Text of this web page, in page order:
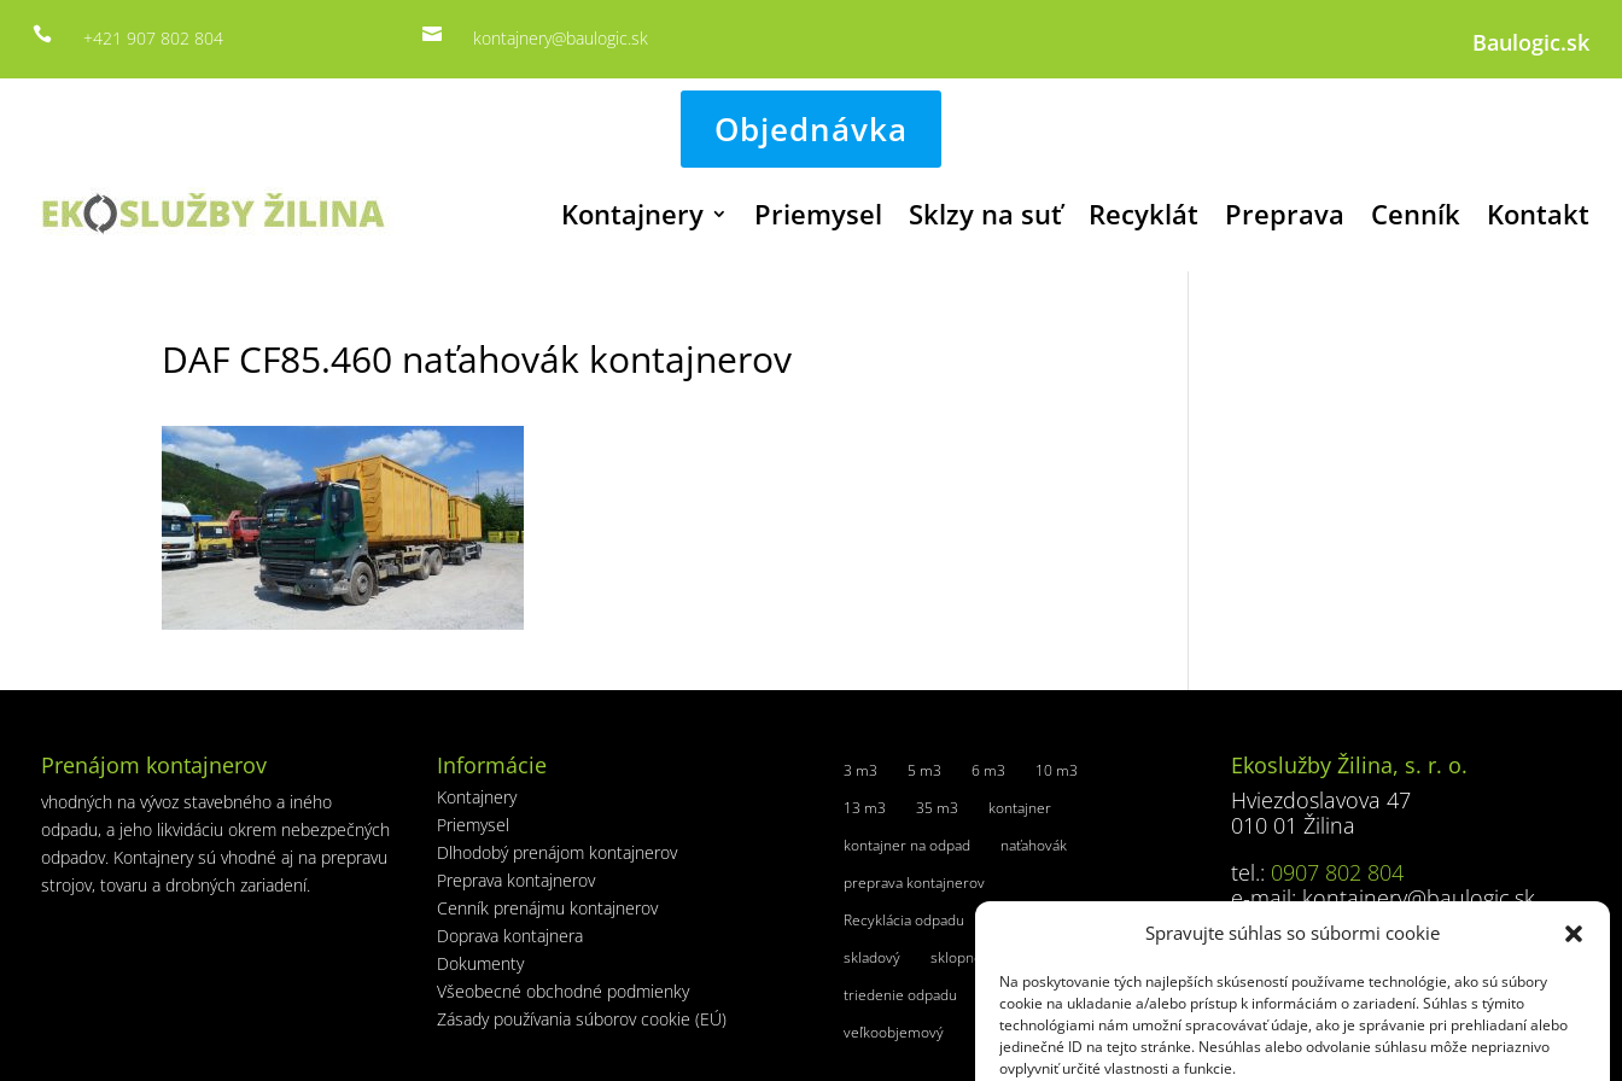
Spravujte súhlas so súbormi cookie
Na poskytovanie tých najlepších skúseností používame technológie, ako sú súbory
cookie na ukladanie a/alebo prístup k informáciám o zariadení. Súhlas s týmito
technológiami nám umožní spracovávať údaje, ako je správanie pri prehliadaní alebo
jedinečné ID na tejto stránke. Nesúhlas alebo odvolanie súhlasu môže nepriaznivo
ovplyvniť určité vlastnosti a funkcie.
 +421 907 802 804  kontajnery@baulogic.sk Baulogic.sk
Objednávka
Kontajnery Priemysel Sklzy na suť Recyklát Preprava Cenník Kontakt
DAF CF85.460 naťahovák kontajnerov
Prenájom kontajnerov
vhodných na vývoz stavebného a iného
odpadu, a jeho likvidáciu okrem nebezpečných
odpadov. Kontajnery sú vhodné aj na prepravu
strojov, tovaru a drobných zariadení.
Informácie
Kontajnery
Priemysel
Dlhodobý prenájom kontajnerov
Preprava kontajnerov
Cenník prenájmu kontajnerov
Doprava kontajnera
Dokumenty
Všeobecné obchodné podmienky
Zásady používania súborov cookie (EÚ)
3 m3 5 m3 6 m3
10 m3
13 m3
35 m3
kontajner
kontajner na odpad
naťahovák
preprava kontajnerov
Recyklácia odpadu
skladový
sklopné čelo
triedenie odpadu
uzamykateľný
veľkoobjemový
Ekoslužby Žilina, s. r. o.
Hviezdoslavova 47
010 01 Žilina
tel.: 0907 802 804
e-mail:kontajnery@baulogic.sk